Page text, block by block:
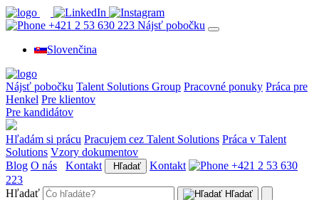
+421 2 53 630 223 Nájsť pobočku
Slovenčina
Nájsť pobočku Talent Solutions Group Pracovné ponuky Práca pre
Henkel Pre klientov
Pre kandidátov
Hľadám si prácu Pracujem cez Talent Solutions Práca v Talent
Solutions Vzory dokumentov
Blog O nás Kontakt Hľadať Kontakt
+421 2 53 630
223
Hľadať
Hľadať